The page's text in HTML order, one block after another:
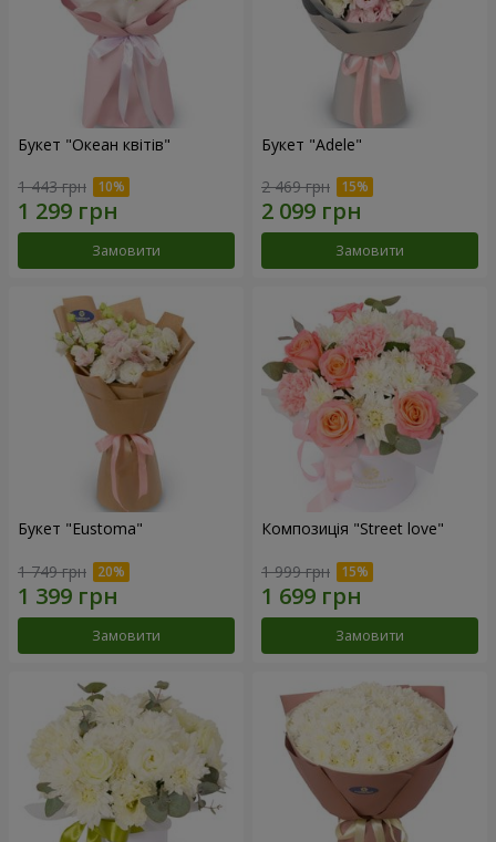
Букет "Океан квітів"
1 443 грн
Замовити
Букет "Adele"
2 469 грн
Замовити
Букет "Eustoma"
1 749 грн
Замовити
Композиція "Street love"
1 999 грн
Замовити